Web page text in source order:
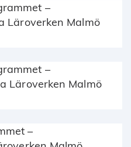
–
Läroverken Malmö
–
Läroverken Malmö
–